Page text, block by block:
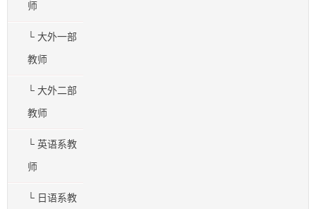
师
└ 大外一部
教师
└ 大外二部
教师
└ 英语系教
师
└ 日语系教